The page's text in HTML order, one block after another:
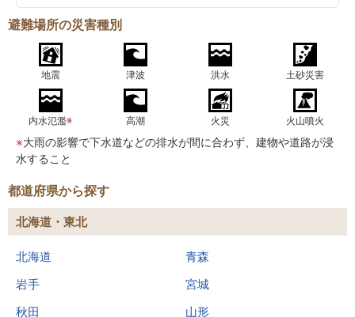
避難場所の災害種別
地震 津波 洪水 土砂災害
内水氾濫※ 高潮 火災 火山噴火
※大雨の影響で下水道などの排水が間に合わず、建物や道路が浸
水すること
都道府県から探す
北海道・東北
北海道 青森
岩手 宮城
秋田 山形